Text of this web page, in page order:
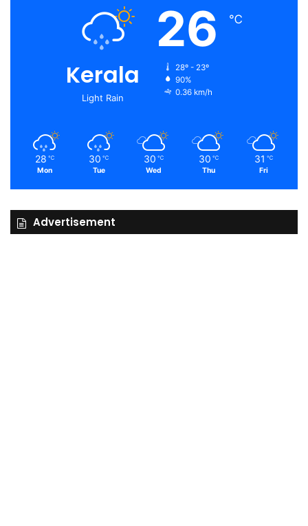
Kerala
Light Rain
26 ℃
28º - 23º
90%
0.36 km/h
28 ℃
Mon
30 ℃
Tue
30 ℃
Wed
30 ℃
Thu
31 ℃
Fri
Advertisement